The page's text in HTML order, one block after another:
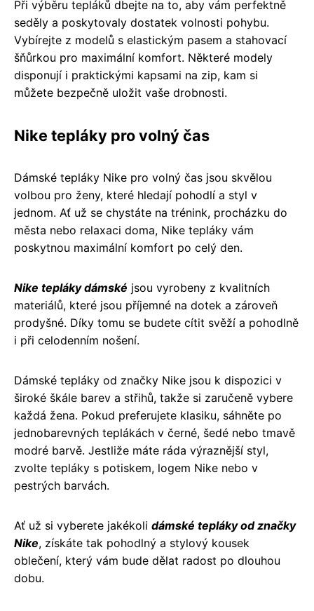
Při výběru tepláků dbejte na to, aby vám perfektně
seděly a poskytovaly dostatek volnosti pohybu.
Vybírejte z modelů s elastickým pasem a stahovací
šňůrkou pro maximální komfort. Některé modely
disponují i praktickými kapsami na zip, kam si
můžete bezpečně uložit vaše drobnosti.
Nike tepláky pro volný čas
Dámské tepláky Nike pro volný čas jsou skvělou
volbou pro ženy, které hledají pohodlí a styl v
jednom. Ať už se chystáte na trénink, procházku do
města nebo relaxaci doma, Nike tepláky vám
poskytnou maximální komfort po celý den.
Nike tepláky dámské jsou vyrobeny z kvalitních
materiálů, které jsou příjemné na dotek a zároveň
prodyšné. Díky tomu se budete cítit svěží a pohodlně
i při celodenním nošení.
Dámské tepláky od značky Nike jsou k dispozici v
široké škále barev a střihů, takže si zaručeně vybere
každá žena. Pokud preferujete klasiku, sáhněte po
jednobarevných teplákách v černé, šedé nebo tmavě
modré barvě. Jestliže máte ráda výraznější styl,
zvolte tepláky s potiskem, logem Nike nebo v
pestrých barvách.
Ať už si vyberete jakékoli dámské tepláky od značky
Nike, získáte tak pohodlný a stylový kousek
oblečení, který vám bude dělat radost po dlouhou
dobu.